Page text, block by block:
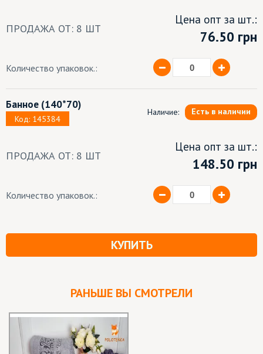
ПРОДАЖА ОТ: 8 ШТ
Цена опт за шт.:
76.50 грн
Количество упаковок.:
Банное (140*70)
Код: 145384
Наличие: Есть в наличии
ПРОДАЖА ОТ: 8 ШТ
Цена опт за шт.:
148.50 грн
Количество упаковок.:
КУПИТЬ
РАНЬШЕ ВЫ СМОТРЕЛИ